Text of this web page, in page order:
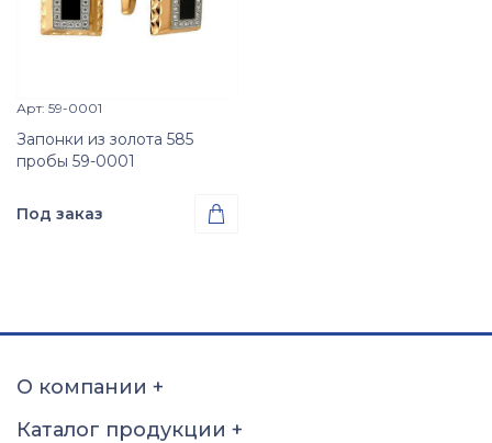
 Просмотр изделия
Арт: 59-0001
Запонки из золота 585
пробы 59-0001
Под заказ 
О компании +
Каталог продукции +